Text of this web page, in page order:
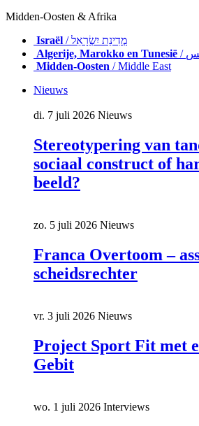
Midden-Oosten & Afrika
Israël
/ מְדִינַת יִשְׂרָאֵל
Algerije, Marokko en Tunesië
Midden-Oosten / Middle East
Nieuws
di. 7 juli 2026 Nieuws
Stereotypering van
sociaal construct of
beeld?
zo. 5 juli 2026 Nieuws
Franca Overtoom –
scheidsrechter
vr. 3 juli 2026 Nieuws
Project Sport Fit met
Gebit
wo. 1 juli 2026 Interviews